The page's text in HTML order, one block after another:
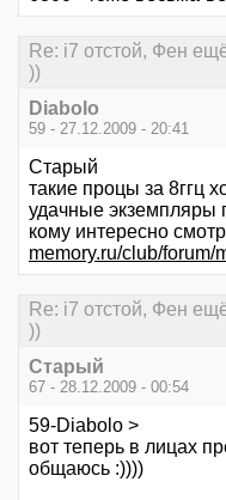
Re: i7 отстой, Фен
))
Diabolo
59 - 27.12.2009 - 20:41
Старый
такие процы за 8ггц
удачные экземпляры
кому интересно
memory.ru/club/forum/
Re: i7 отстой, Фен
))
Старый
67 - 28.12.2009 - 00:54
59-Diabolo >
вот теперь в лицах
общаюсь :))))